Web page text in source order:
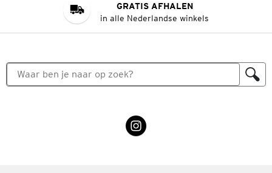
GRATIS AFHALEN
in alle Nederlandse winkels